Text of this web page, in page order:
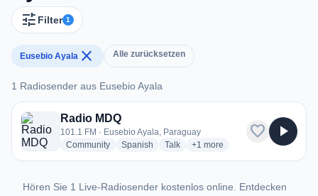
tune Filter 1
Eusebio Ayala close Alle zurücksetzen
1 Radiosender aus Eusebio Ayala
1 Radiosender aus Eusebio Ayala
Radio MDQ
101.1 FM · Eusebio Ayala, Paraguay
Communityradio stations
Spanish radio stations
Talkradio stations
+1 more genres for Radio MDQ
more
favorite play_arrow
Hören Sie 1 Live-Radiosender kostenlos online. Entdecken